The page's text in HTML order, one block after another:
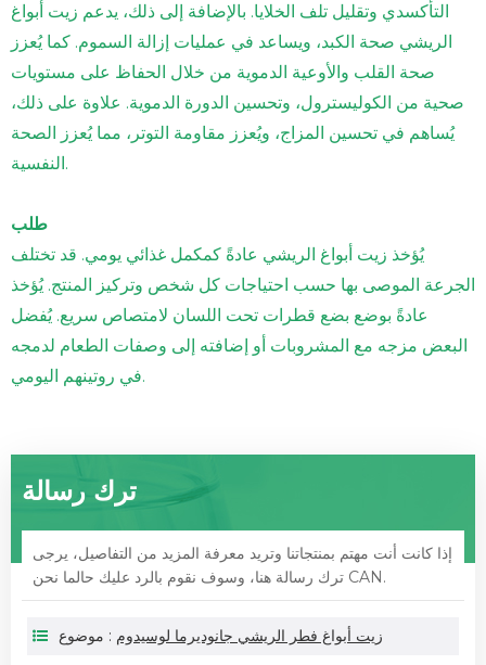
التأكسدي وتقليل تلف الخلايا. بالإضافة إلى ذلك، يدعم زيت أبواغ
الريشي صحة الكبد، ويساعد في عمليات إزالة السموم. كما يُعزز
صحة القلب والأوعية الدموية من خلال الحفاظ على مستويات
صحية من الكوليسترول، وتحسين الدورة الدموية. علاوة على ذلك،
يُساهم في تحسين المزاج، ويُعزز مقاومة التوتر، مما يُعزز الصحة
النفسية.
طلب
يُؤخذ زيت أبواغ الريشي عادةً كمكمل غذائي يومي. قد تختلف
الجرعة الموصى بها حسب احتياجات كل شخص وتركيز المنتج. يُؤخذ
عادةً بوضع بضع قطرات تحت اللسان لامتصاص سريع. يُفضل
البعض مزجه مع المشروبات أو إضافته إلى وصفات الطعام لدمجه
في روتينهم اليومي.
ترك رسالة
إذا كانت أنت مهتم بمنتجاتنا وتريد معرفة المزيد من التفاصيل، يرجى
ترك رسالة هنا، وسوف نقوم بالرد عليك حالما نحن CAN.
موضوع : زيت أبواغ فطر الريشي جانوديرما لوسيدوم